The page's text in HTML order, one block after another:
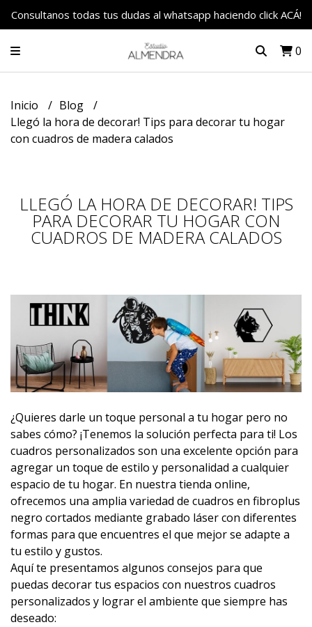
Consultanos todas tus dudas al whatsapp haciendo click ACÁ!
0
Inicio
Blog
Llegó la hora de decorar! Tips para decorar tu hogar
con cuadros de madera calados
LLEGÓ LA HORA DE DECORAR! TIPS
PARA DECORAR TU HOGAR CON
CUADROS DE MADERA CALADOS
¿Quieres darle un toque personal a tu hogar pero no
sabes cómo? ¡Tenemos la solución perfecta para ti! Los
cuadros personalizados son una excelente opción para
agregar un toque de estilo y personalidad a cualquier
espacio de tu hogar. En nuestra tienda online,
ofrecemos una amplia variedad de cuadros en fibroplus
negro cortados mediante grabado láser con diferentes
formas para que encuentres el que mejor se adapte a
tu estilo y gustos.
Aquí te presentamos algunos consejos para que
puedas decorar tus espacios con nuestros cuadros
personalizados y lograr el ambiente que siempre has
deseado: